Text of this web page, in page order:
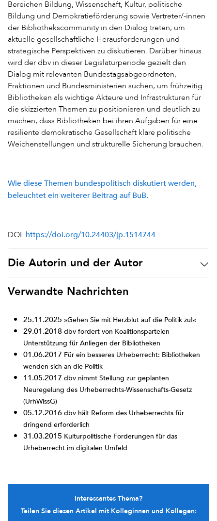
Bereichen Bildung, Wissenschaft, Kultur, politische
Bildung und Demokratieförderung sowie Vertreter/-innen
der Bibliothekscommunity in den Dialog treten, um
aktuelle gesellschaftliche Herausforderungen und
strategische Perspektiven zu diskutieren. Darüber hinaus
wird der dbv in dieser Legislaturperiode gezielt den
Dialog mit relevanten Bundestagsabgeordneten,
Fraktionen und Bundesministerien suchen, um frühzeitig
Bibliotheken als wichtige Akteure und Infrastrukturen für
die skizzierten Themen zu positionieren und deutlich zu
machen, dass Bibliotheken bei ihren Aufgaben für eine
resiliente demokratische Gesellschaft klare politische
Weichenstellungen und strukturelle Sicherung brauchen.
Wie diese Themen bundespolitisch diskutiert werden,
beleuchtet ein weiterer Beitrag auf BuB.
DOI: https://doi.org/10.24403/jp.1514744
Die Autorin und der Autor
Verwandte Nachrichten
25.11.2025 »Gehen Sie mit Herzblut auf die Politik zu!«
29.01.2018 dbv fordert von Koalitionsparteien
Unterstützung für Anliegen der Bibliotheken
01.06.2017 Für ein besseres Urheberrecht: Bibliotheken
wenden sich an die Politik
11.05.2017 dbv nimmt Stellung zur geplanten
Neuregelung des Urheberrechts-Wissenschafts-Gesetz
(UrhWissG)
05.12.2016dbv hält Reform des Urheberrechts für
dringend erforderlich
31.03.2015 Kulturpolitische Forderungen für das
Urheberrecht im digitalen Umfeld
Interessantes Thema?
Teilen Sie diesen Artikel mit Kolleginnen und Kollegen: